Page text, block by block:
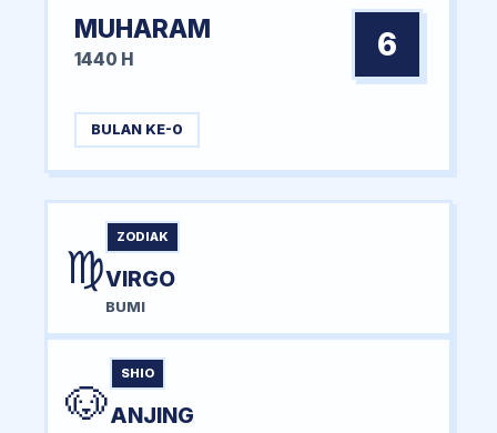
MUHARAM
1440 H 6
BULAN KE-0
♍
ZODIAK
VIRGO
BUMI
🐶
SHIO
ANJING